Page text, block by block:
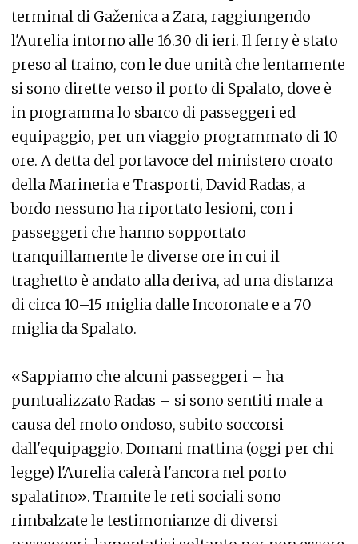
terminal di Gaženica a Zara, raggiungendo
l'Aurelia intorno alle 16.30 di ieri. Il ferry è stato
preso al traino, con le due unità che lentamente
si sono dirette verso il porto di Spalato, dove è
in programma lo sbarco di passeggeri ed
equipaggio, per un viaggio programmato di 10
ore. A detta del portavoce del ministero croato
della Marineria e Trasporti, David Radas, a
bordo nessuno ha riportato lesioni, con i
passeggeri che hanno sopportato
tranquillamente le diverse ore in cui il
traghetto è andato alla deriva, ad una distanza
di circa 10–15 miglia dalle Incoronate e a 70
miglia da Spalato.
«Sappiamo che alcuni passeggeri – ha
puntualizzato Radas – si sono sentiti male a
causa del moto ondoso, subito soccorsi
dall'equipaggio. Domani mattina (oggi per chi
legge) l'Aurelia calerà l'ancora nel porto
spalatino». Tramite le reti sociali sono
rimbalzate le testimonianze di diversi